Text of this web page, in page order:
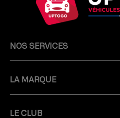
NOS SERVICES
LA MARQUE
LE CLUB